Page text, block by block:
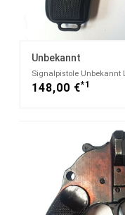
Unbekannt
Signalpistole Unbekannt
148,00 €*1